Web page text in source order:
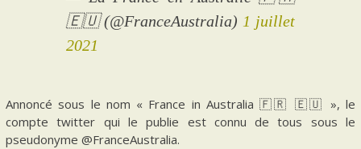
🇪🇺 (@FranceAustralia) 1 juillet
2021
Annoncé sous le nom « France in Australia 🇫🇷 🇪🇺 », le
compte twitter qui le publie est connu de tous sous le
pseudonyme @FranceAustralia.